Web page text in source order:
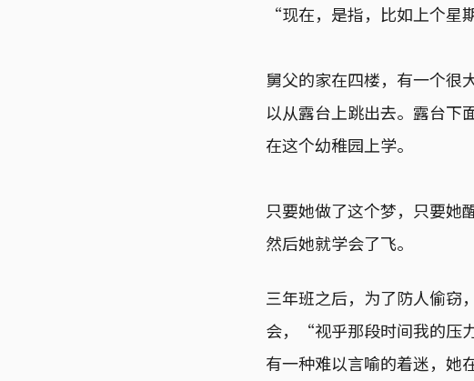
“现在，是指，比如上个星
舅父的家在四楼，有一个很
以从露台上跳出去。露台下
在这个幼稚园上学。
只要她做了这个梦，只要她
然后她就学会了飞。
三年班之后，为了防人偷窃
会，“视乎那段时间我的压
有一种难以言喻的着迷，她